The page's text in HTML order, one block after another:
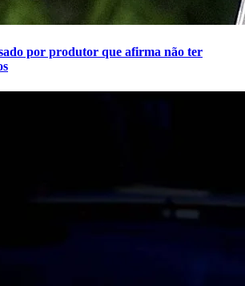
por produtor que afirma não ter